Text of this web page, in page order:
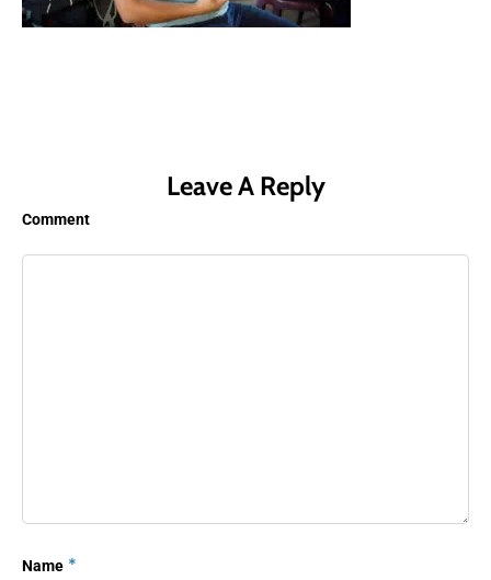
Leave A Reply
Comment
Name *